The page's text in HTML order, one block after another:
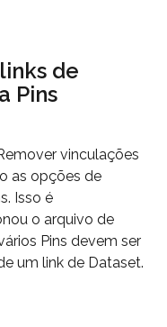
de
Pins
vinculações
as opções de
Isso é
o arquivo de
Pins devem ser
um link de Dataset.